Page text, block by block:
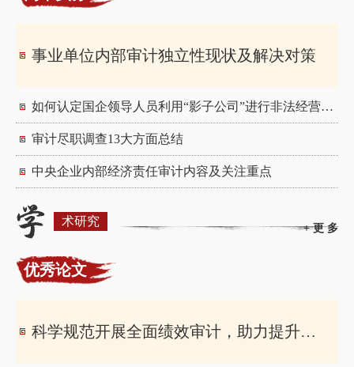
事业单位内部审计独立性现状及解决对策
如何认定国企领导人员利用“影子公司”进行非法经营同类营业犯罪
审计尽职调查13大方面总结
中央企业内部经济责任审计内容及关注重点
术研究
+ 更 多
优秀论文
科学规范开展全面绩效审计，助力提升内部监督质效——以建筑施工企业为例